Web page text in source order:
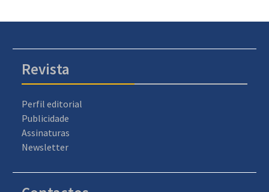
Revista
Perfil editorial
Publicidade
Assinaturas
Newsletter